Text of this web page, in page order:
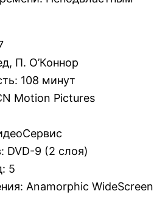
П. О’Коннор
: 108 минут
Motion Pictures
: DVD-9 (2 слоя)
: 5
: Anamorphic WideScreen